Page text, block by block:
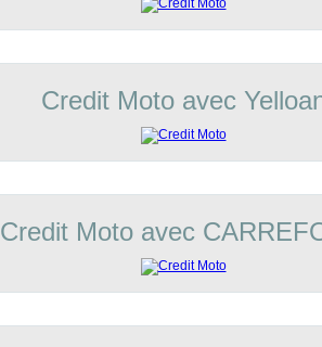
Credit Moto avec
Credit Moto avec